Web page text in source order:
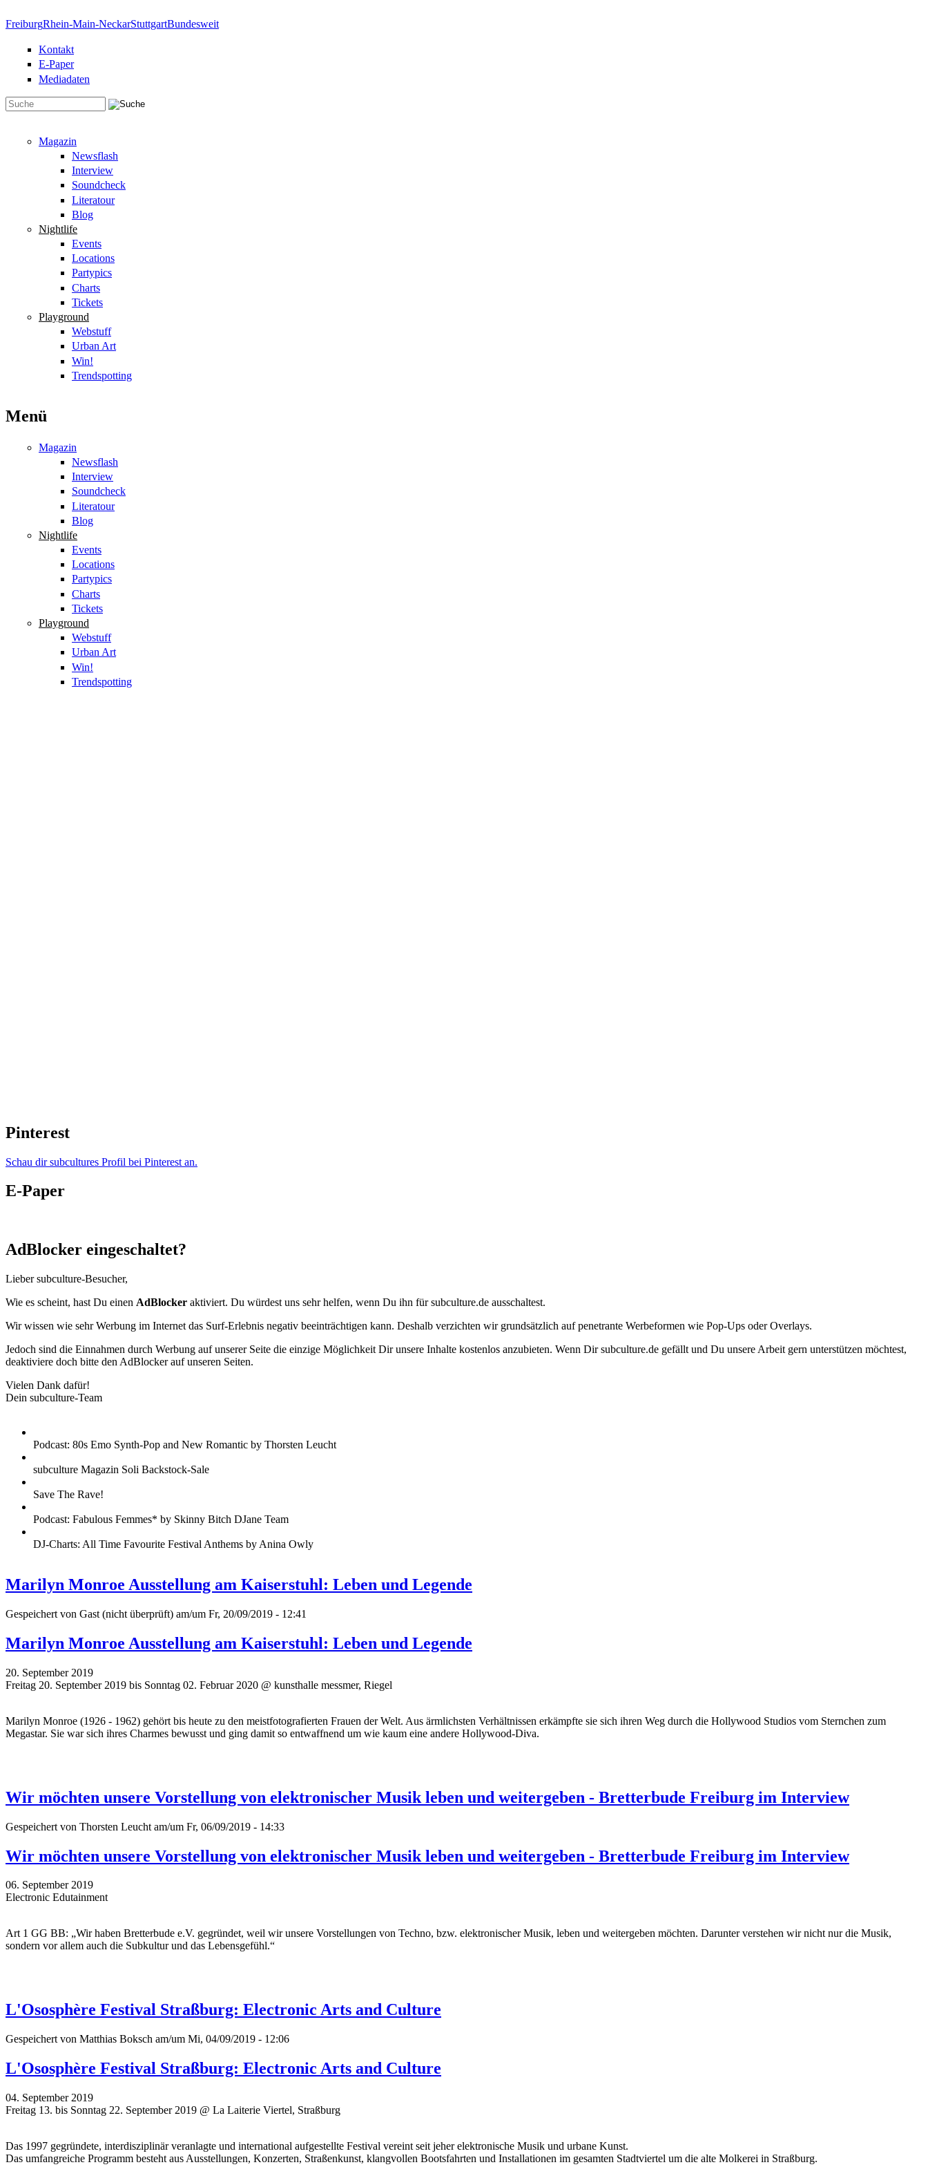
FreiburgRhein-Main-NeckarStuttgartBundesweit
Kontakt
E-Paper
Mediadaten
Magazin
Newsflash
Interview
Soundcheck
Literatour
Blog
Nightlife
Events
Locations
Partypics
Charts
Tickets
Playground
Webstuff
Urban Art
Win!
Trendspotting
Menü
Magazin
Newsflash
Interview
Soundcheck
Literatour
Blog
Nightlife
Events
Locations
Partypics
Charts
Tickets
Playground
Webstuff
Urban Art
Win!
Trendspotting
Pinterest
Schau dir subcultures Profil bei Pinterest an.
E-Paper
AdBlocker eingeschaltet?
Lieber subculture-Besucher,
Wie es scheint, hast Du einen AdBlocker aktiviert. Du würdest uns sehr helfen, wenn Du ihn für subculture.de ausschaltest.
Wir wissen wie sehr Werbung im Internet das Surf-Erlebnis negativ beeinträchtigen kann. Deshalb verzichten wir grundsätzlich auf penetrante Werbeformen wie Pop-Ups oder Overlays.
Jedoch sind die Einnahmen durch Werbung auf unserer Seite die einzige Möglichkeit Dir unsere Inhalte kostenlos anzubieten. Wenn Dir subculture.de gefällt und Du unsere Arbeit gern unterstützen möchtest,
deaktiviere doch bitte den AdBlocker auf unseren Seiten.
Vielen Dank dafür!
Dein subculture-Team
Podcast: 80s Emo Synth-Pop and New Romantic by Thorsten Leucht
subculture Magazin Soli Backstock-Sale
Save The Rave!
Podcast: Fabulous Femmes* by Skinny Bitch DJane Team
DJ-Charts: All Time Favourite Festival Anthems by Anina Owly
Marilyn Monroe Ausstellung am Kaiserstuhl: Leben und Legende
Gespeichert von Gast (nicht überprüft) am/um Fr, 20/09/2019 - 12:41
Marilyn Monroe Ausstellung am Kaiserstuhl: Leben und Legende
20. September 2019
Freitag 20. September 2019 bis Sonntag 02. Februar 2020 @ kunsthalle messmer, Riegel
Marilyn Monroe (1926 - 1962) gehört bis heute zu den meistfotografierten Frauen der Welt. Aus ärmlichsten Verhältnissen erkämpfte sie sich ihren Weg durch die Hollywood Studios vom Sternchen zum
Megastar. Sie war sich ihres Charmes bewusst und ging damit so entwaffnend um wie kaum eine andere Hollywood-Diva.
Wir möchten unsere Vorstellung von elektronischer Musik leben und weitergeben - Bretterbude Freiburg im Interview
Gespeichert von Thorsten Leucht am/um Fr, 06/09/2019 - 14:33
Wir möchten unsere Vorstellung von elektronischer Musik leben und weitergeben - Bretterbude Freiburg im Interview
06. September 2019
Electronic Edutainment
Art 1 GG BB: „Wir haben Bretterbude e.V. gegründet, weil wir unsere Vorstellungen von Techno, bzw. elektronischer Musik, leben und weitergeben möchten. Darunter verstehen wir nicht nur die Musik,
sondern vor allem auch die Subkultur und das Lebensgefühl.“
L'Ososphère Festival Straßburg: Electronic Arts and Culture
Gespeichert von Matthias Boksch am/um Mi, 04/09/2019 - 12:06
L'Ososphère Festival Straßburg: Electronic Arts and Culture
04. September 2019
Freitag 13. bis Sonntag 22. September 2019 @ La Laiterie Viertel, Straßburg
Das 1997 gegründete, interdisziplinär veranlagte und international aufgestellte Festival vereint seit jeher elektronische Musik und urbane Kunst.
Das umfangreiche Programm besteht aus Ausstellungen, Konzerten, Straßenkunst, klangvollen Bootsfahrten und Installationen im gesamten Stadtviertel um die alte Molkerei in Straßburg.